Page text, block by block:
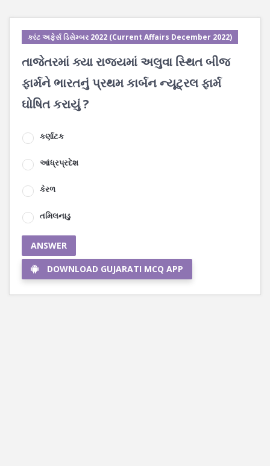
કરંટ અફેર્સ ડિસેમ્બર 2022 (Current Affairs December 2022)
તાજેતરમાં ક્યા રાજ્યમાં અલુવા સ્થિત બીજ
ફાર્મને ભારતનું પ્રથમ કાર્બન ન્યૂટ્રલ ફાર્મ
ઘોષિત કરાયું ?
કર્ણાટક
આંધ્રપ્રદેશ
કેરળ
તમિલનાડુ
ANSWER
DOWNLOAD GUJARATI MCQ APP